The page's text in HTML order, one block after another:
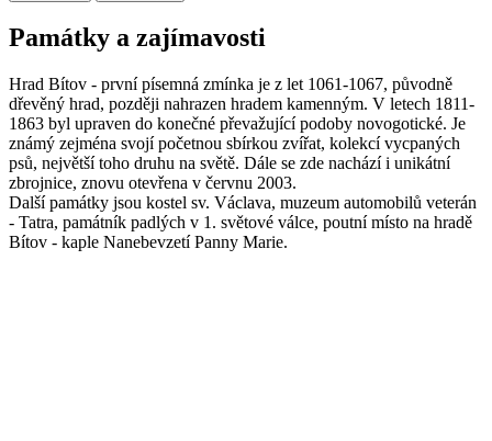
Památky a zajímavosti
Hrad Bítov - první písemná zmínka je z let 1061-1067, původně
dřevěný hrad, později nahrazen hradem kamenným. V letech 1811-
1863 byl upraven do konečné převažující podoby novogotické. Je
známý zejména svojí početnou sbírkou zvířat, kolekcí vycpaných
psů, největší toho druhu na světě. Dále se zde nachází i unikátní
zbrojnice, znovu otevřena v červnu 2003.
Další památky jsou kostel sv. Václava, muzeum automobilů veterán
- Tatra, památník padlých v 1. světové válce, poutní místo na hradě
Bítov - kaple Nanebevzetí Panny Marie.